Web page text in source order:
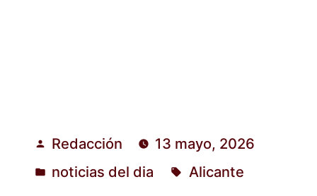
Publicado
por
Redacción 13 mayo, 2026
Publicado
noticias del dia Alicante